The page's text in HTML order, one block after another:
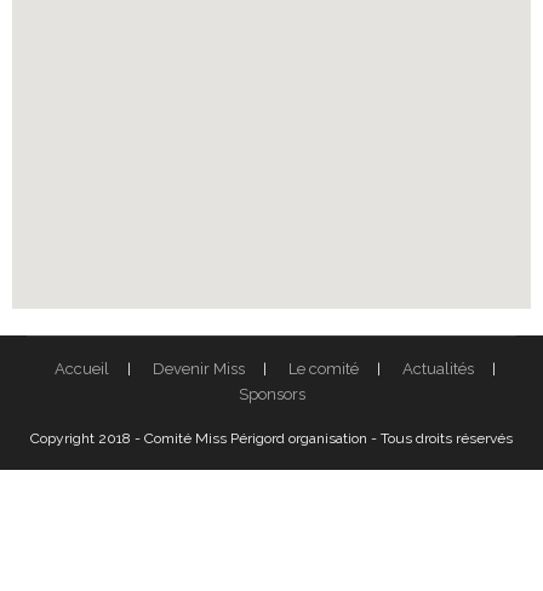
Accueil Devenir Miss Le comité
Actualités
Sponsors
Copyright 2018 - Comité Miss Périgord organisation - Tous droits réservés